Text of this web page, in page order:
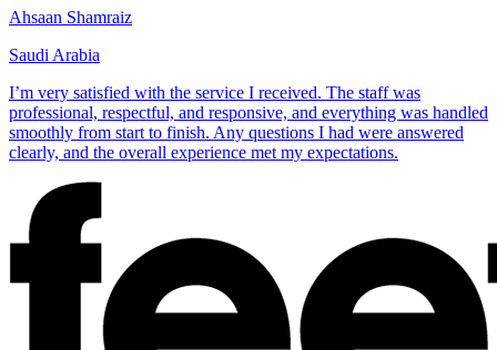
Ahsaan Shamraiz
Saudi Arabia
I’m very satisfied with the service I received. The staff was
professional, respectful, and responsive, and everything was handled
smoothly from start to finish. Any questions I had were answered
clearly, and the overall experience met my expectations.